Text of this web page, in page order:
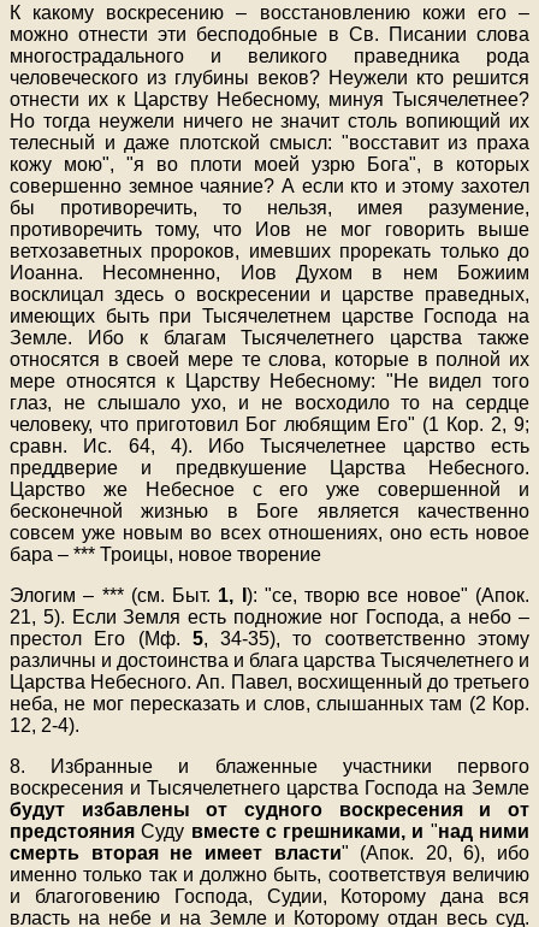
К какому воскресению – восстановлению кожи его –
можно отнести эти бесподобные в Св. Писании слова
многострадального и великого праведника рода
человеческого из глубины веков? Неужели кто решится
отнести их к Царству Небесному, минуя Тысячелетнее?
Но тогда неужели ничего не значит столь вопиющий их
телесный и даже плотской смысл: "восставит из праха
кожу мою", "я во плоти моей узрю Бога", в которых
совершенно земное чаяние? А если кто и этому захотел
бы противоречить, то нельзя, имея разумение,
противоречить тому, что Иов не мог говорить выше
ветхозаветных пророков, имевших прорекать только до
Иоанна. Несомненно, Иов Духом в нем Божиим
восклицал здесь о воскресении и царстве праведных,
имеющих быть при Тысячелетнем царстве Господа на
Земле. Ибо к благам Тысячелетнего царства также
относятся в своей мере те слова, которые в полной их
мере относятся к Царству Небесному: "Не видел того
глаз, не слышало ухо, и не восходило то на сердце
человеку, что приготовил Бог любящим Его" (1 Кор. 2, 9;
сравн. Ис. 64, 4). Ибо Тысячелетнее царство есть
преддверие и предвкушение Царства Небесного.
Царство же Небесное с его уже совершенной и
бесконечной жизнью в Боге является качественно
совсем уже новым во всех отношениях, оно есть новое
бара – *** Троицы, новое творение
Элогим – *** (см. Быт. 1, I ): "се, творю все новое" (Апок.
21, 5). Если Земля есть подножие ног Господа, а небо –
престол Его (Мф. 5, 34-35), то соответственно этому
различны и достоинства и блага царства Тысячелетнего и
Царства Небесного. Ап. Павел, восхищенный до третьего
неба, не мог пересказать и слов, слышанных там (2 Кор.
12, 2-4).
8. Избранные и блаженные участники первого
воскресения и Тысячелетнего царства Господа на Земле
будут избавлены от судного воскресения и от
предстояния Суду вместе с грешниками, и "над ними
смерть вторая не имеет власти" (Апок. 20, 6), ибо
именно только так и должно быть, соответствуя величию
и благоговению Господа, Судии, Которому дана вся
власть на небе и на Земле и Которому отдан весь суд.